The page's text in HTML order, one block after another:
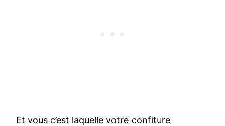
Et vous c’est laquelle votre confiture